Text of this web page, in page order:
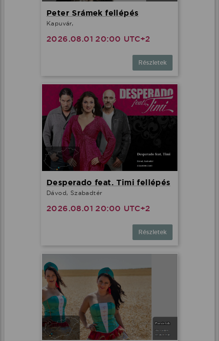
Peter Srámek fellépés
Kapuvár,
2026.08.01 20:00 UTC+2
Részletek
Desperado feat. Timi fellépés
Dávod, Szabadtér
2026.08.01 20:00 UTC+2
Részletek